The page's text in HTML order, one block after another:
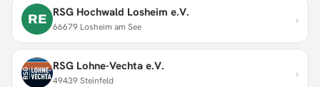
RE RSG Hochwald Losheim e.V.
66679 Losheim am See ›
RSG Lohne-Vechta e.V.
49439 Steinfeld ›